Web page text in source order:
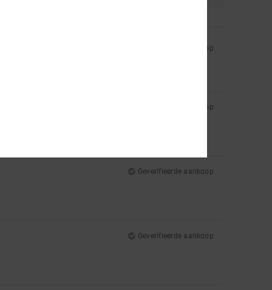
Geverifieerde aankoop
Geverifieerde aankoop
Geverifieerde aankoop
Geverifieerde aankoop